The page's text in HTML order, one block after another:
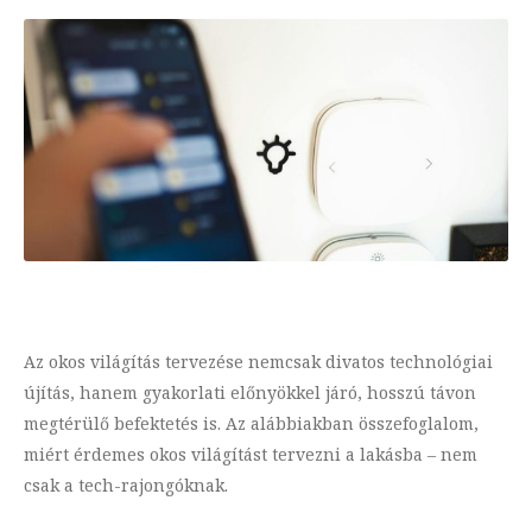
Az okos világítás tervezése nemcsak divatos technológiai
újítás, hanem gyakorlati előnyökkel járó, hosszú távon
megtérülő befektetés is. Az alábbiakban összefoglalom,
miért érdemes okos világítást tervezni a lakásba – nem
csak a tech-rajongóknak.